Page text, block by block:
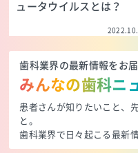
ュータウイルスとは？
歯科業界の最新情報をお届
みんなの歯科ニ
患者さんが知りたいこと、
と。
歯科業界で日々起こる最新